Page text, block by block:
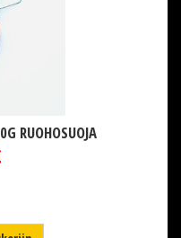
RUOHOSUOJA